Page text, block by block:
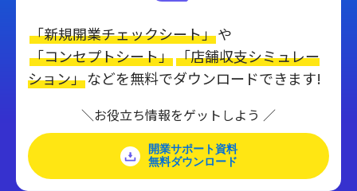
「新規開業チェックシート」や
「コンセプトシート」「店舗収支シミュレー
ション」などを無料でダウンロードできます!
＼お役立ち情報をゲットしよう ／
開業サポート資料
無料ダウンロード